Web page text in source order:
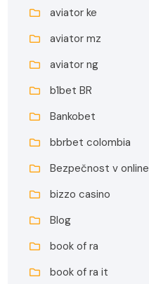
aviator ke
aviator mz
aviator ng
b1bet BR
Bankobet
bbrbet colombia
Bezpečnost v online
bizzo casino
Blog
book of ra
book of ra it